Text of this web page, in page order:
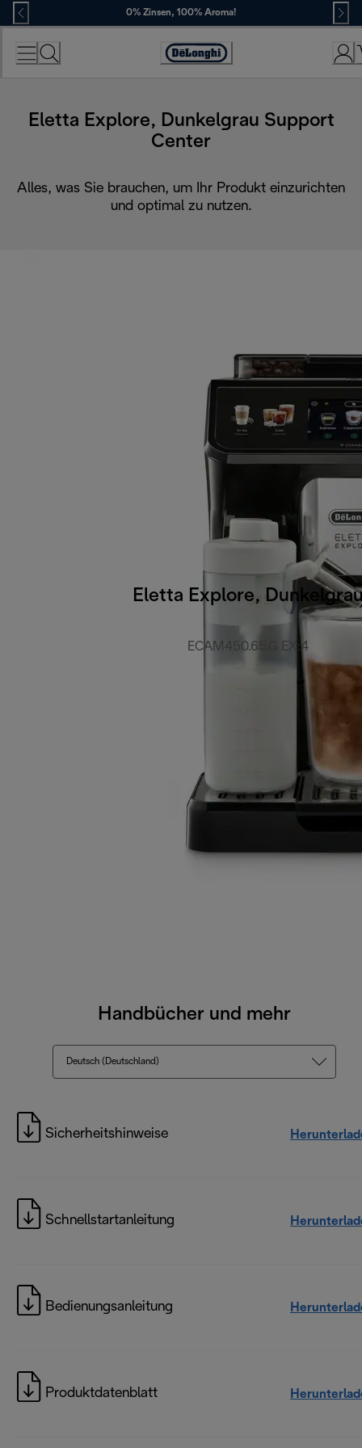
Skip
to
Content
0% Zinsen, 100% Aroma!
Erklärung
Eletta Explore, Dunkelgrau Support
Center
Alles, was Sie brauchen, um Ihr Produkt einzurichten
und optimal zu nutzen.
Eletta Explore,
ECAM450.65.G EX:4
Handbücher und mehr
Deutsch (Deutschland)
Sicherheitshinweise
Schnellstartanleitung
Bedienungsanleitung
Produktdatenblatt